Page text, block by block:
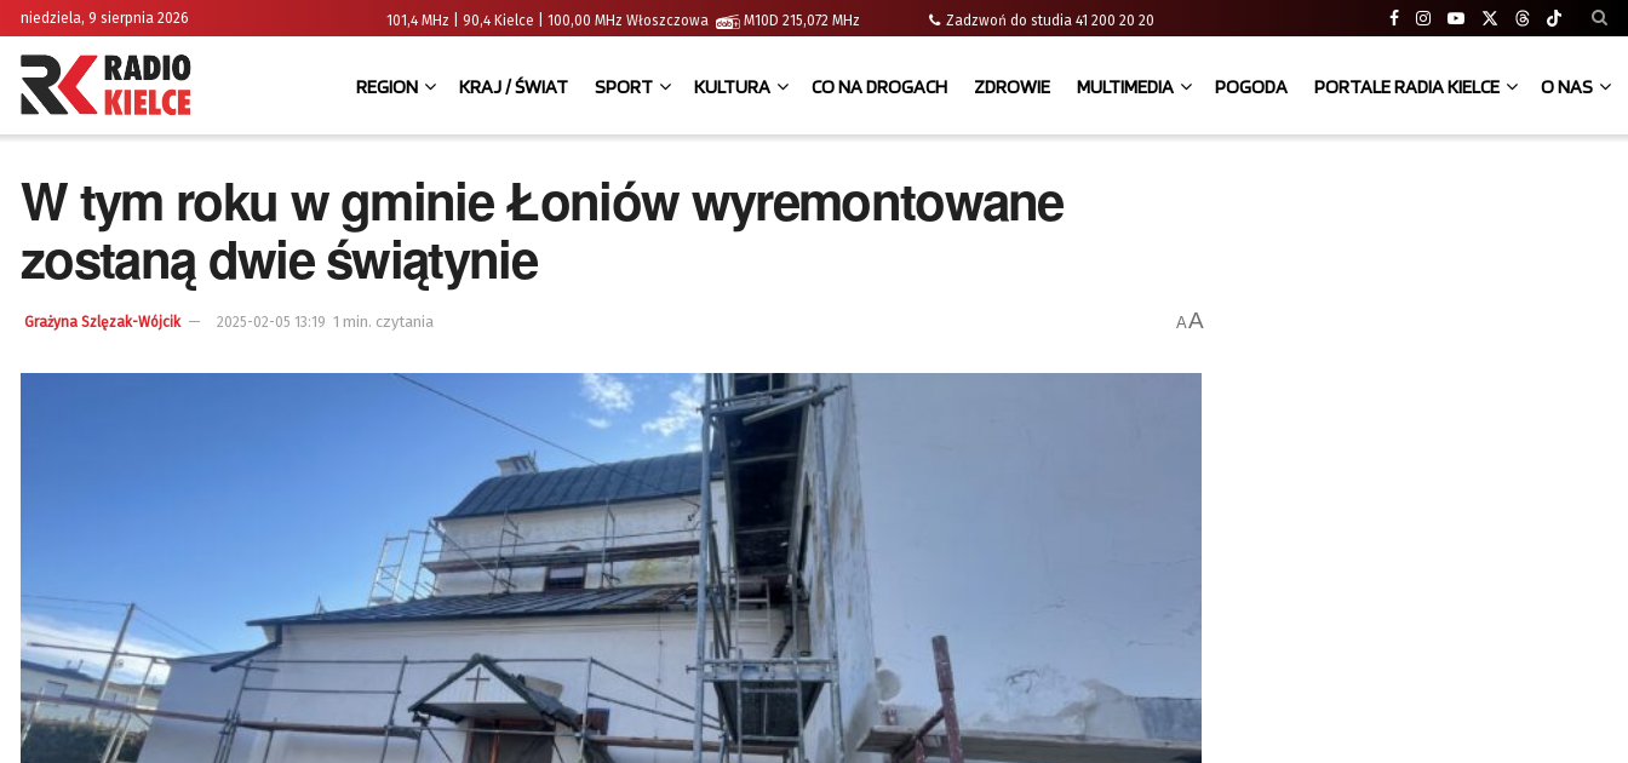
niedziela, 9 sierpnia 2026 101,4 MHz | 90,4 Kielce | 100,00 MHz Włoszczowa M10D 215,072 MHz Zadzwoń do studia 41 200 20 20
REGION KRAJ / ŚWIAT SPORT KULTURA CO NA DROGACH ZDROWIE MULTIMEDIA POGODA PORTALE RADIA KIELCE O NAS
W tym roku w gminie Łoniów wyremontowane
zostaną dwie świątynie
Grażyna Szlęzak-Wójcik 2025-02-05 13:19 1 min. czytania AA